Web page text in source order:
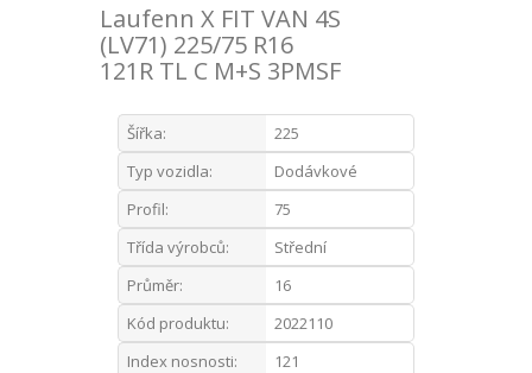
Laufenn X FIT VAN 4S
(LV71) 225/75 R16
121R TL C M+S 3PMSF
Šířka:
225
Typ vozidla:
Dodávkové
Profil:
75
Třída výrobců:
Střední
Průměr:
16
Kód produktu:
2022110
Index nosnosti:
121